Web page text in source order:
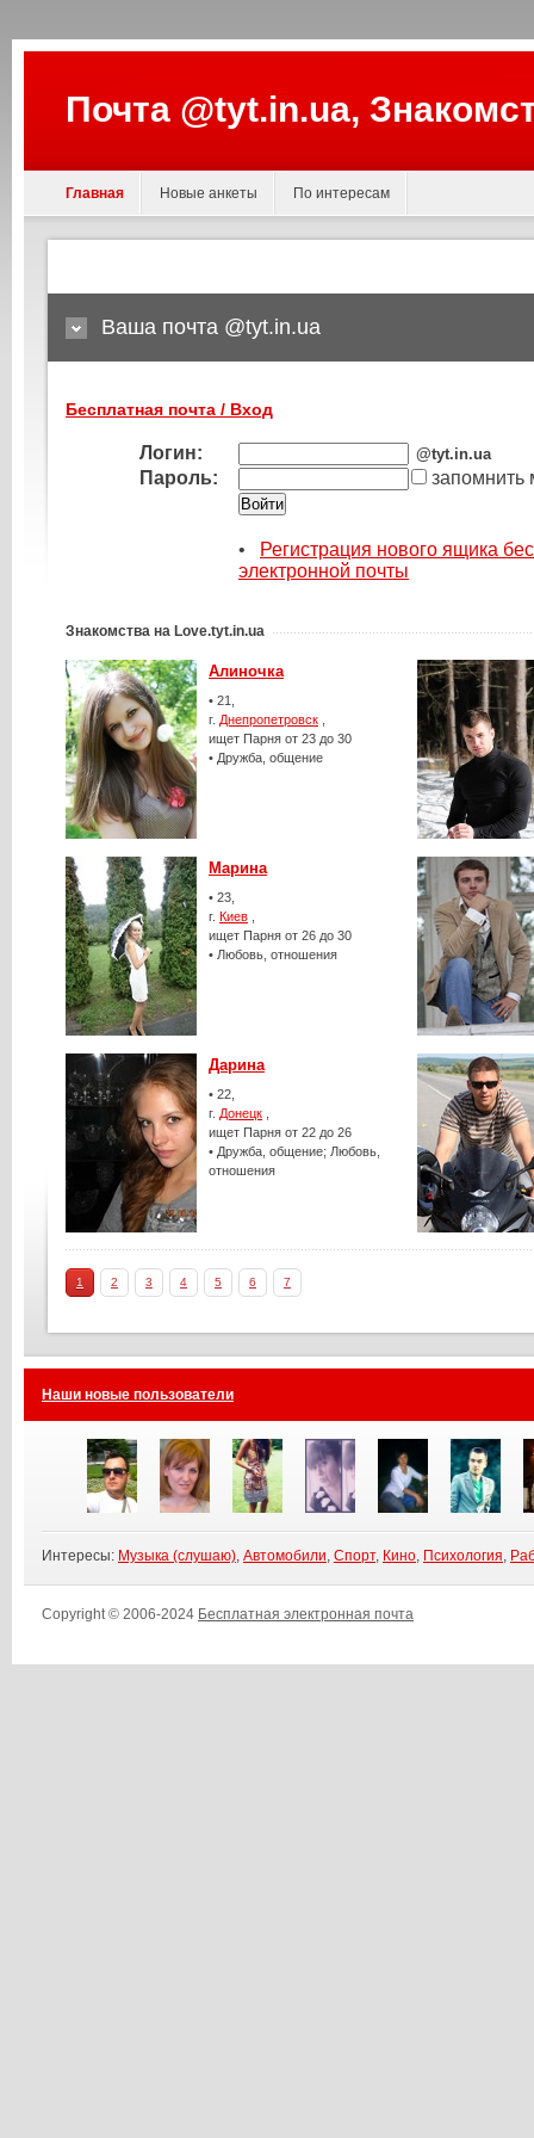
Почта @tyt.in.ua,
Главная Новые анкеты По интересам
Ваша почта @tyt.in.ua
Бесплатная почта / Вход
Логин: @tyt.in.ua
Пароль: запомнить
•
Регистрация нового ящика
электронной почты
Знакомства на Love.tyt.in.ua
Алиночка
• 21,
г. Днепропетровск
ищет Парня от 23 до 30
• Дружба, общение
Марина
• 23,
г. Киев
ищет Парня от 26 до 30
• Любовь, отношения
Дарина
• 22,
г. Донецк
ищет Парня от 22 до 26
• Дружба, общение; Любовь,
отношения
1 2 3 4 5 6 7
Наши новые пользователи
Интересы: Музыка (слушаю), Автомобили, Спорт, Кино, Психология,
Copyright © 2006-2024 Бесплатная электронная почта